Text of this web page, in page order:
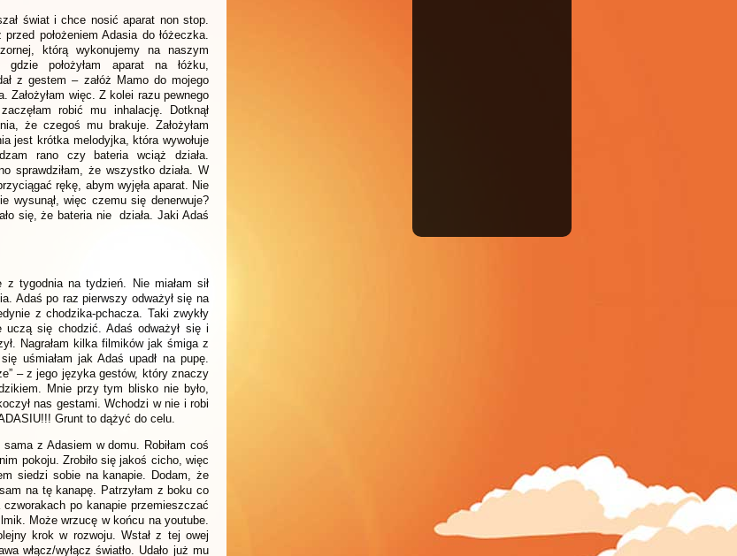
świat i chce nosić aparat non stop.
położeniem Adasia do łóżeczka.
którą wykonujemy na naszym
położyłam aparat na łóżku,
z gestem – załóż Mamo do mojego
Założyłam więc. Z kolei razu pewnego
robić mu inhalację. Dotknął
że czegoś mu brakuje. Założyłam
jest krótka melodyjka, która wywołuje
rano czy bateria wciąż działa.
sprawdziłam, że wszystko działa. W
rękę, abym wyjęła aparat. Nie
wysunął, więc czemu się denerwuje?
się, że bateria nie działa. Jaki Adaś
tygodnia na tydzień. Nie miałam sił
Adaś po raz pierwszy odważył się na
z chodzika-pchacza. Taki zwykły
się chodzić. Adaś odważył się i
Nagrałam kilka filmików jak śmiga z
uśmiałam jak Adaś upadł na pupę.
– z jego języka gestów, który znaczy
Mnie przy tym blisko nie było,
nas gestami. Wchodzi w nie i robi
Grunt to dążyć do celu.
z Adasiem w domu. Robiłam coś
pokoju. Zrobiło się jakoś cicho, więc
siedzi sobie na kanapie. Dodam, że
na tę kanapę. Patrzyłam z boku co
po kanapie przemieszczać
Może wrzucę w końcu na youtube.
krok w rozwoju. Wstał z tej owej
włącz/wyłącz światło. Udało już mu